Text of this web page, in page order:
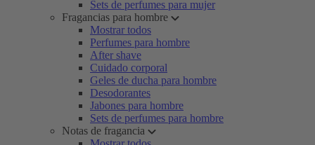
Sets de perfumes para mujer
Fragancias para hombre
Mostrar todos
Perfumes para hombre
After shave
Cuidado corporal
Geles de ducha para hombre
Desodorantes
Jabones para hombre
Sets de perfumes para hombre
Notas de fragancia